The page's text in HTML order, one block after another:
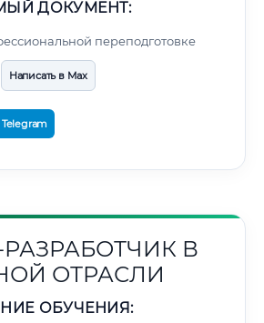
ДОКУМЕНТ:
переподготовке
Написать в Max
В
ОТРАСЛИ
ОБУЧЕНИЯ: